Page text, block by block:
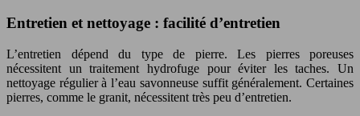
Entretien et nettoyage : facilité d’entretien
L’entretien dépend du type de pierre. Les pierres poreuses
nécessitent un traitement hydrofuge pour éviter les taches. Un
nettoyage régulier à l’eau savonneuse suffit généralement. Certaines
pierres, comme le granit, nécessitent très peu d’entretien.